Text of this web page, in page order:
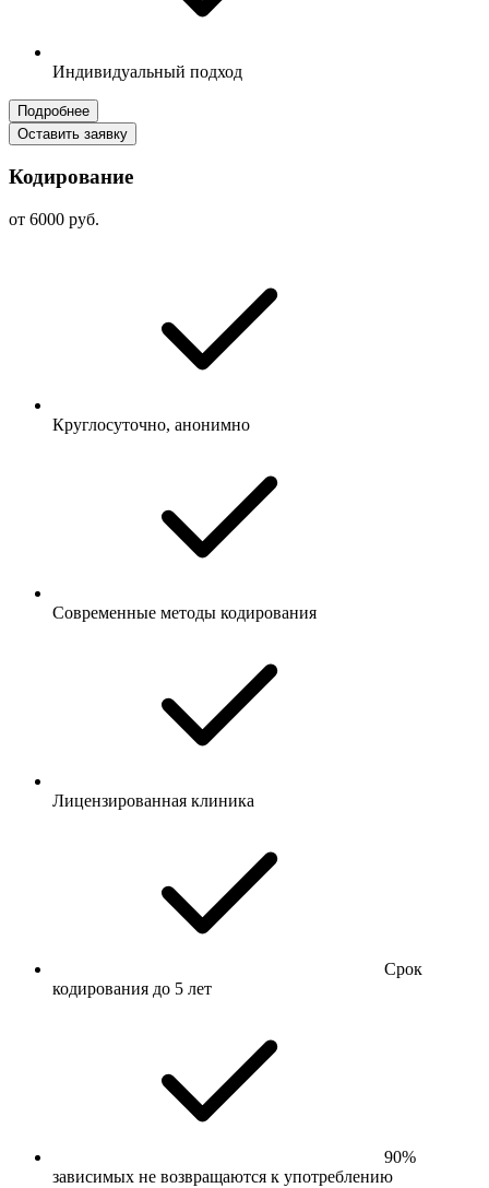
Индивидуальный подход
Подробнее
Оставить заявку
Кодирование
от 6000 руб.
Круглосуточно, анонимно
Современные методы кодирования
Лицензированная клиника
Срок
кодирования до 5 лет
90%
зависимых не возвращаются к употреблению